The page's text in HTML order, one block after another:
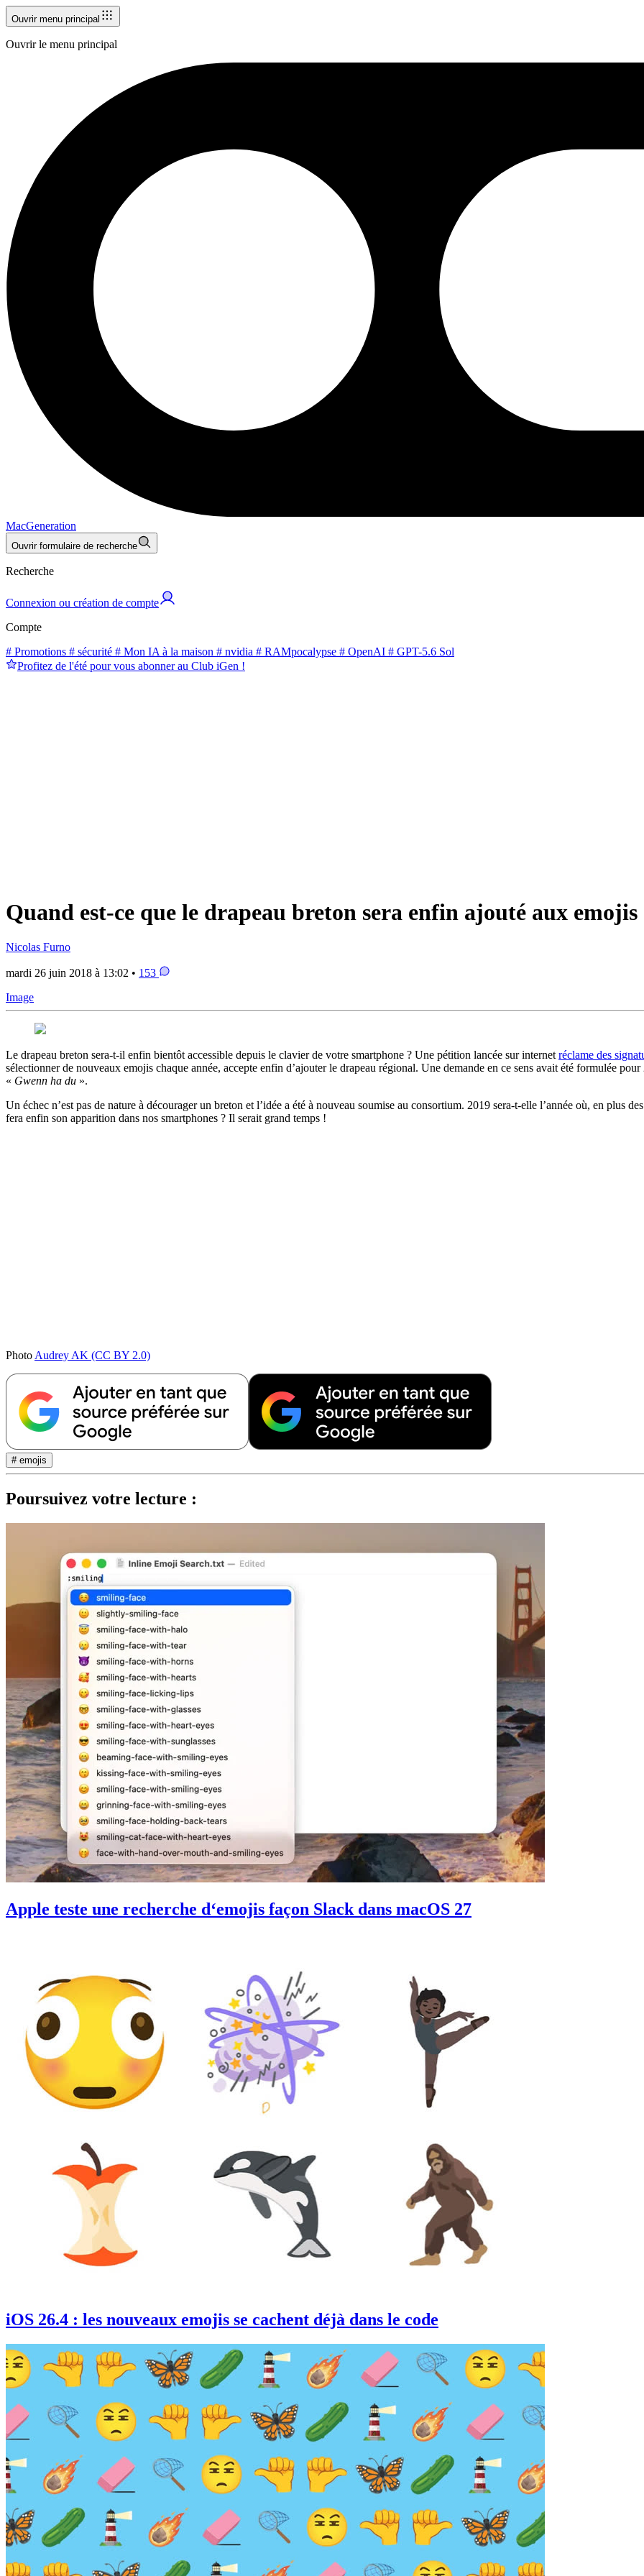
Ouvrir menu principal
Ouvrir le menu principal
MacGeneration
Ouvrir formulaire de recherche
Recherche
Connexion ou création de compte
Compte
# Promotions # sécurité # Mon IA à la maison # nvidia # RAMpocalypse # OpenAI # GPT-5.6 Sol
Profitez de l'été pour vous abonner au Club iGen !
Quand est-ce que le drapeau breton sera enfin ajouté aux emojis
Nicolas Furno
mardi 26 juin 2018 à 13:02 • 153
Image
Le drapeau breton sera-t-il enfin bientôt accessible depuis le clavier de votre smartphone ? Une pétition lancée sur internet réclame des
sélectionner de nouveaux emojis chaque année, accepte enfin d’ajouter le drapeau régional. Une demande en ce sens avait été formulée
« Gwenn ha du ».
Un échec n’est pas de nature à décourager un breton et l’idée a été à nouveau soumise au consortium. 2019 sera-t-elle l’année où, en plus
fera enfin son apparition dans nos smartphones ? Il serait grand temps !
Photo Audrey AK (CC BY 2.0)
# emojis
Poursuivez votre lecture :
Apple teste une recherche d‘emojis façon Slack dans macOS 27
iOS 26.4 : les nouveaux emojis se cachent déjà dans le code